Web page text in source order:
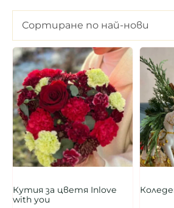
Сортиране по най-нови
Кутия за цветя Inlove
with you